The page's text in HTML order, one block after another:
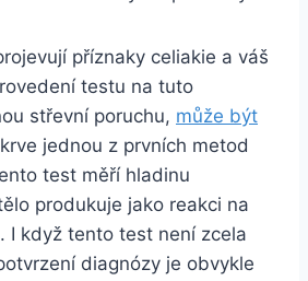
příznaky celiakie⁣ a váš
‍testu na tuto
střevní poruchu, může být
⁢jednou z prvních metod
test měří hladinu
produkuje‍ jako reakci‍ na
I když tento test není zcela
diagnózy je ⁣obvykle